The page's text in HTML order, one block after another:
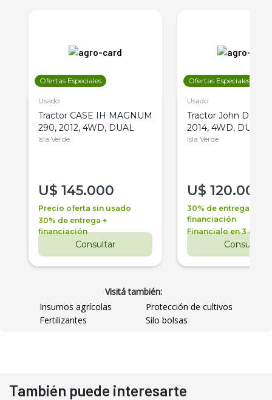
Ofertas Especiales
Usado
Tractor CASE IH MAGNUM
290, 2012, 4WD, DUAL
Isla Verde
U$ 145.000
Precio oferta sin usado
30% de entrega +
financiación
Consultar
Ofertas Especiales
Usado
Tractor John Deere
2014, 4WD, DUAL
Isla Verde
U$ 120.000
30% de entrega +
financiación
Financialo en 3 años
Consultar
Visitá también:
Insumos agrícolas
Protección de cultivos
Fertilizantes
Silo bolsas
También puede interesarte